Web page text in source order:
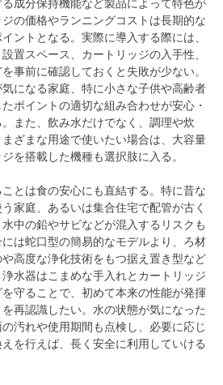
の価格やランニングコストは長期的な
ントとなる。実際に導入する際には、
置スペース、カートリッジの入手性、
事前に確認しておくと失敗が少ない。
になる家庭、特に小さな子供や高齢者
ポイントの適切な組み合わせが安心・
また、飲み水だけでなく、調理や炊
ざまな用途で使いたい場合は、大容量
を搭載した機種も選択肢に入る。
とは食の安心にも直結する。特に昔な
家庭、あるいは集合住宅で配管が古く
中の鉛やサビなどが混入するリスクも
は蛇口型の簡易的なモデルより、ろ材
高度な浄化技術をもつ据え置き型など
水器はこまめな手入れとカートリッジ
守ることで、初めて本来の性能が発揮
再認識したい。水の状態が気になった
汚れや使用期間も点検し、必要に応じ
を行えば、長く安全に利用していける